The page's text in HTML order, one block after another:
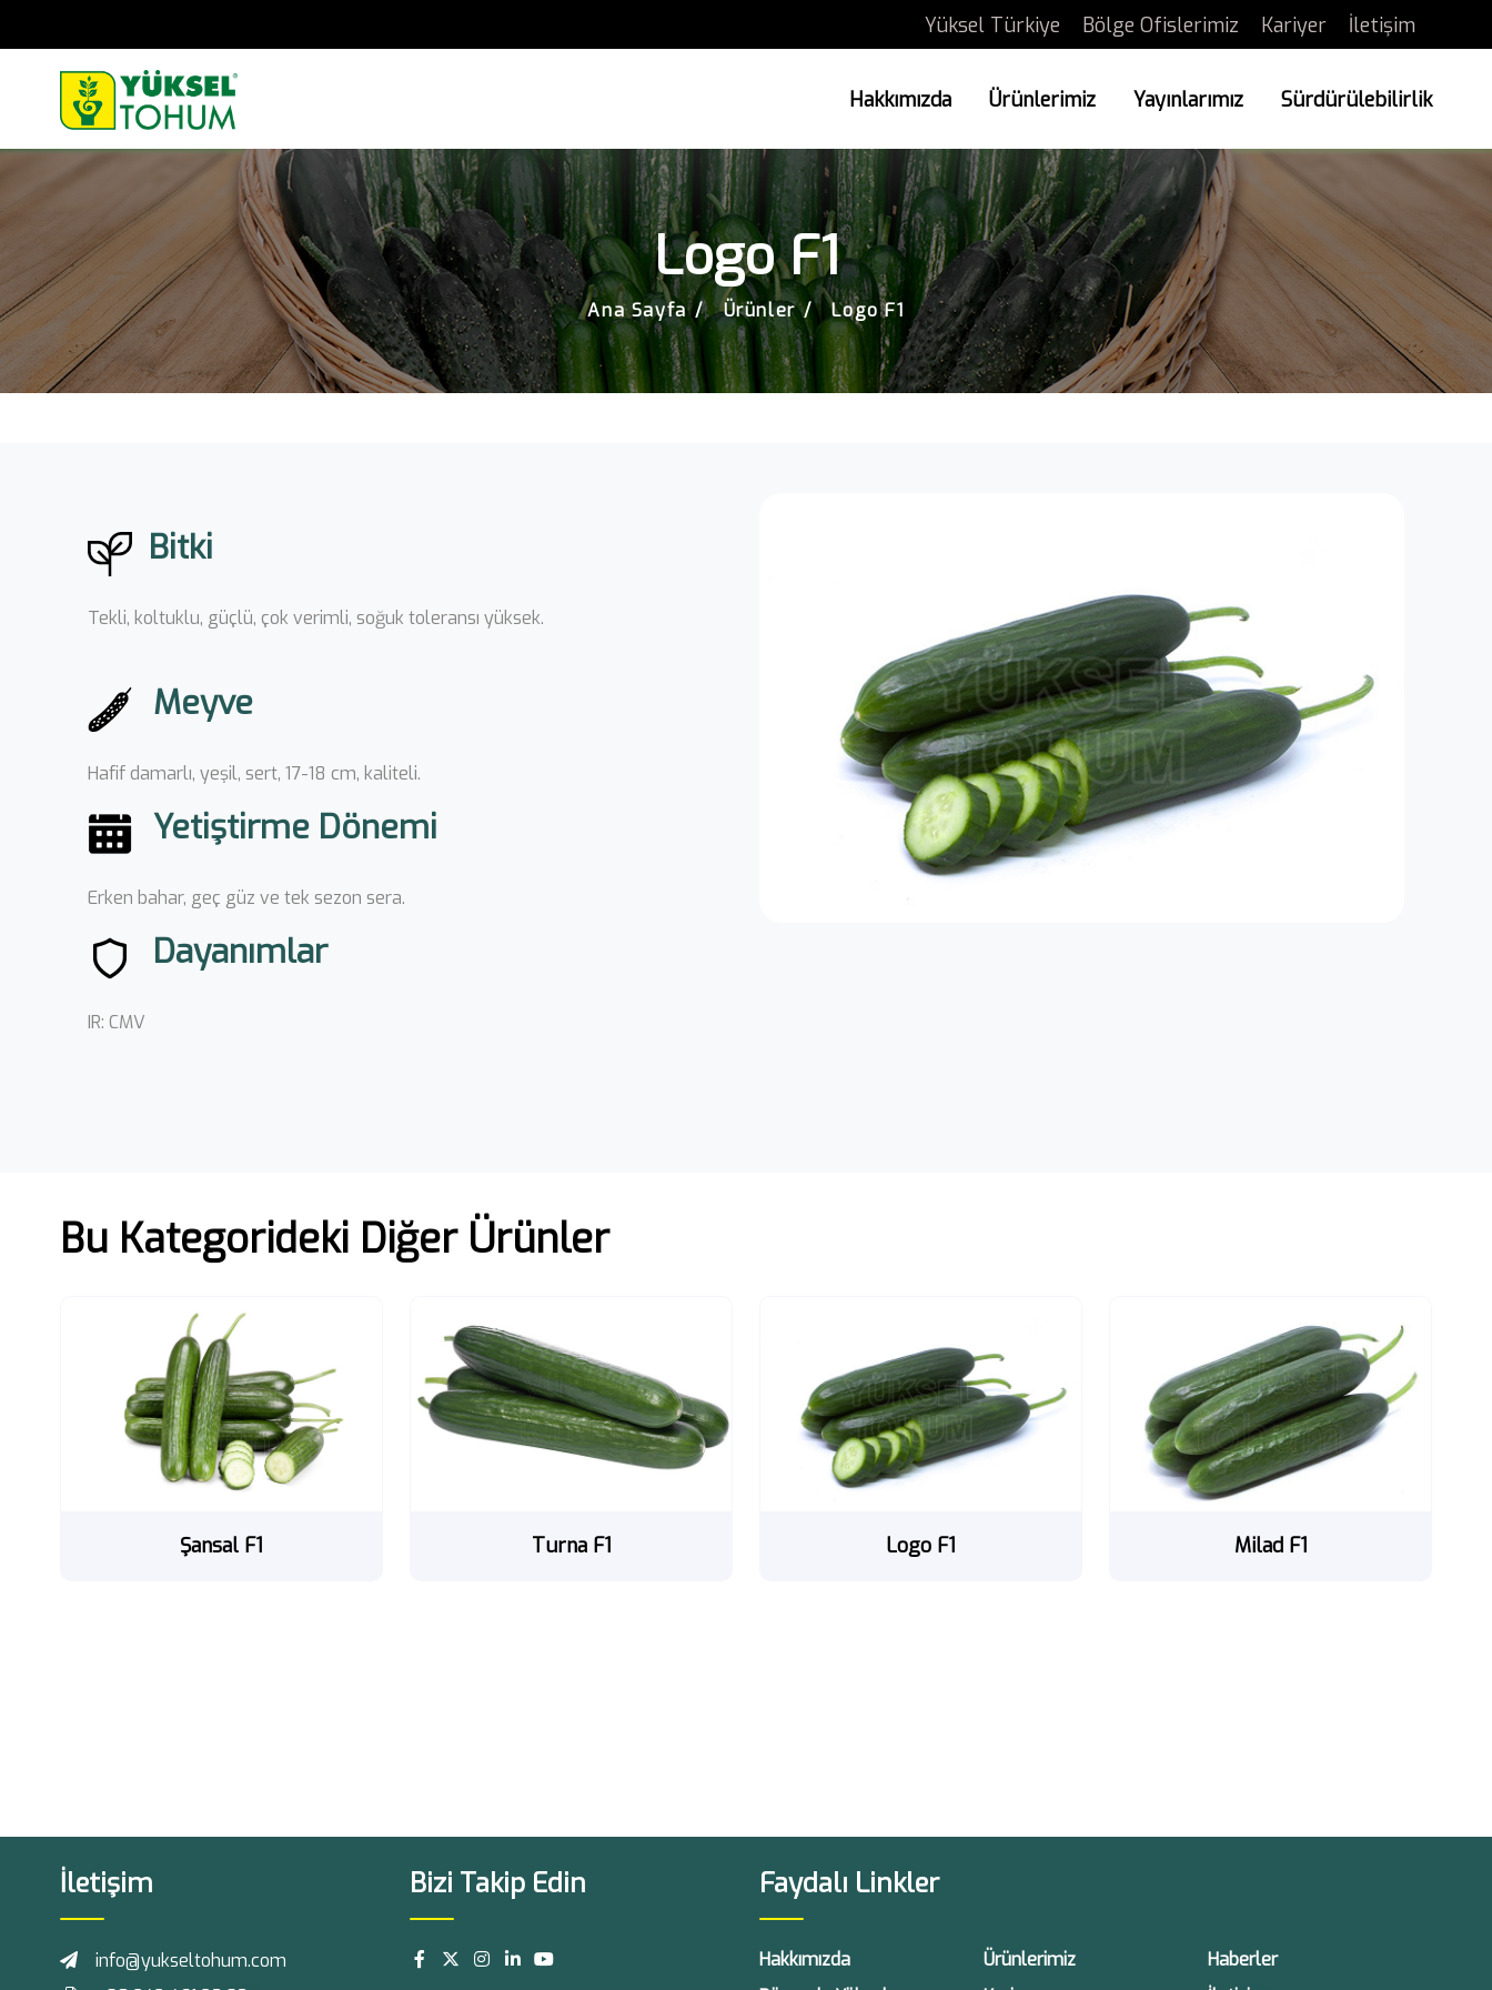
Yüksel Türkiye Bölge Ofislerimiz Kariyer İletişim
Hakkımızda Ürünlerimiz Yayınlarımız Sürdürülebilirlik
Logo F1
Ana Sayfa Ürünler Logo F1
Bitki
Tekli, koltuklu, güçlü, çok verimli, soğuk toleransı yüksek.
Meyve
Hafif damarlı, yeşil, sert, 17-18 cm, kaliteli.
Yetiştirme Dönemi
Erken bahar, geç güz ve tek sezon sera.
Dayanımlar
IR: CMV
Bu Kategorideki Diğer Ürünler
Şansal F1 Turna F1 Logo F1 Milad F1
İletişim
info@yukseltohum.com
Bizi Takip Edin Faydalı Linkler
Hakkımızda Ürünlerimiz
Haberler